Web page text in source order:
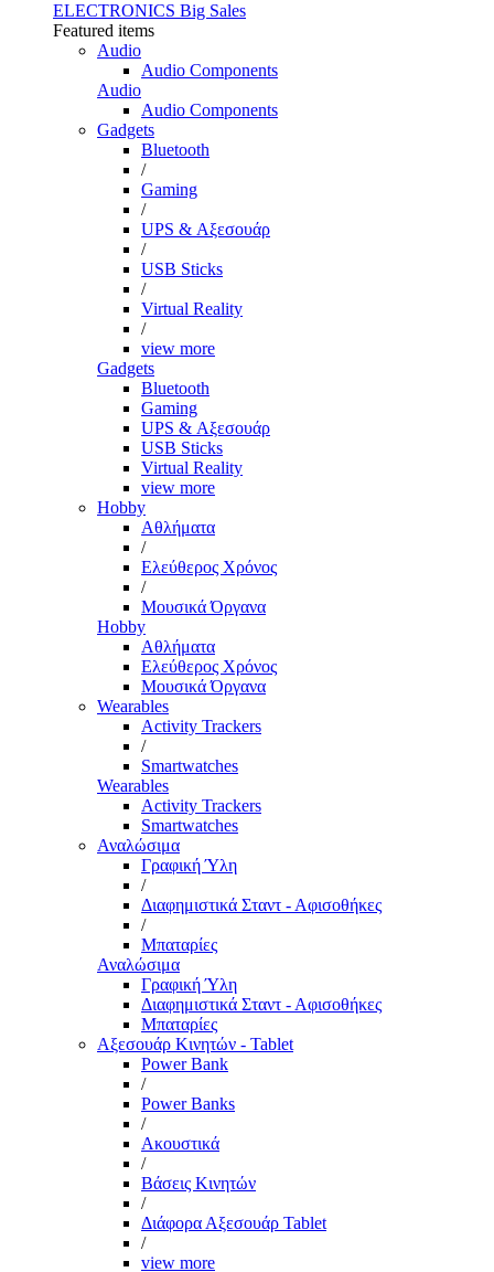
ELECTRONICS Big Sales
Featured items
Audio
Audio Components
Audio
Audio Components
Gadgets
Bluetooth
/
Gaming
/
UPS & Αξεσουάρ
/
USB Sticks
/
Virtual Reality
/
view more
Gadgets
Bluetooth
Gaming
UPS & Αξεσουάρ
USB Sticks
Virtual Reality
view more
Hobby
Αθλήματα
/
Ελεύθερος Χρόνος
/
Μουσικά Όργανα
Hobby
Αθλήματα
Ελεύθερος Χρόνος
Μουσικά Όργανα
Wearables
Activity Trackers
/
Smartwatches
Wearables
Activity Trackers
Smartwatches
Αναλώσιμα
Γραφική Ύλη
/
Διαφημιστικά Σταντ - Αφισοθήκες
/
Μπαταρίες
Αναλώσιμα
Γραφική Ύλη
Διαφημιστικά Σταντ - Αφισοθήκες
Μπαταρίες
Αξεσουάρ Κινητών - Tablet
Power Bank
/
Power Banks
/
Ακουστικά
/
Βάσεις Κινητών
/
Διάφορα Αξεσουάρ Tablet
/
view more